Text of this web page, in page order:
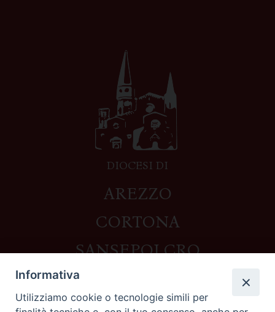
DIOCESI DI
AREZZO
CORTONA
SANSEPOLCRO
Informativa
Utilizziamo cookie o tecnologie simili per